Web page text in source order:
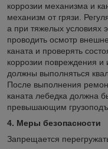
коррозии механизма и
механизм от грязи.
а при тяжелых условиях
проводить осмотр
каната и проверять
коррозии повреждения
должны выполняться
После выполнения
каната лебедка должна
превышающим
4. Меры безопасности
Запрещается